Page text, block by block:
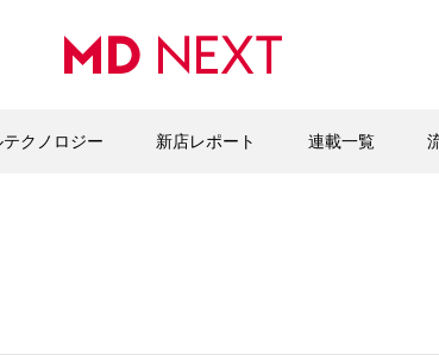
テクノロジー 新店レポート 連載一覧